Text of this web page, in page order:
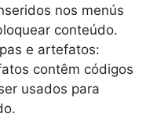
nos menús
conteúdo.
e artefatos:
contêm códigos
usados para